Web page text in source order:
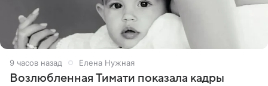
9 часов назад Елена Нужная
Возлюбленная Тимати показала кадры